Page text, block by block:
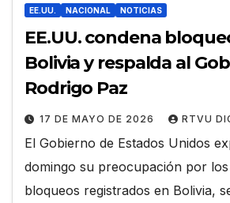
EE.UU. NACIONAL NOTICIAS
EE.UU. condena
Bolivia y respalda al
Rodrigo Paz
17 DE MAYO DE 2026 RTVU
El Gobierno de Estados Unidos
domingo su preocupación por
bloqueos registrados en Bolivia,